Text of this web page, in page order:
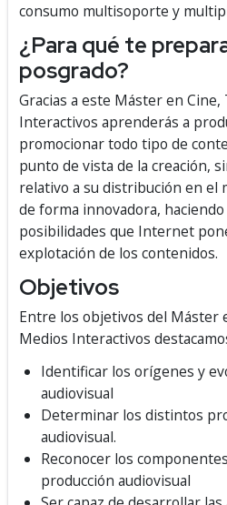
consumo multisoporte y
¿Para qué te
posgrado?
Gracias a este Máster en
Interactivos aprenderás a
promocionar todo tipo de
punto de vista de la creación,
relativo a su distribución en el
de forma innovadora,
posibilidades que Internet
explotación de los contenidos.
Objetivos
Entre los objetivos del Máster
Medios Interactivos
Identificar los orígenes y
audiovisual
Determinar los distintos
audiovisual.
Reconocer los
producción audiovisual